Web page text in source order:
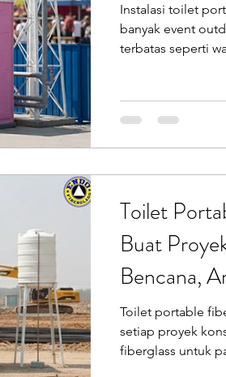
Sepeda Air Box Motor
Tangki Panel Fiberglass
Instalasi toilet
banyak event
terbatas seperti
tetapi juga
Putra Prasendo
Endofiberglass menghadirkan toilet portable fiberglass
Toilet
Buat
Bencana,
Lainnya,
Toilet portable
setiap proyek
fiberglass untuk para pekerja adalah hal penting agar